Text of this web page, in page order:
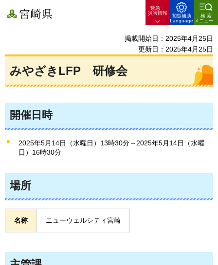
宮崎県
緊急・
災害情報
閲覧補助
Language
検索
メニュー
掲載開始日：2025年4月25日
更新日：2025年4月25日
みやざきLFP 研修会
開催日時
2025年5月14日（水曜日）13時30分～2025年5月14日（水曜
日）16時30分
場所
名称 ニューウェルシティ宮崎